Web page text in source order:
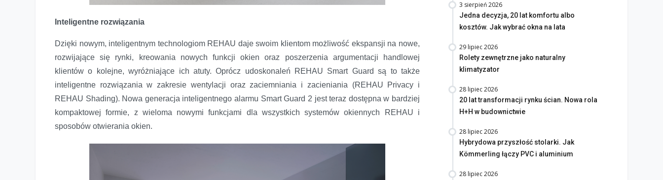
Inteligentne rozwiązania
Dzięki nowym, inteligentnym technologiom REHAU daje swoim klientom możliwość ekspansji na nowe,
rozwijające się rynki, kreowania nowych funkcji okien oraz poszerzenia argumentacji handlowej
klientów o kolejne, wyróżniające ich atuty. Oprócz udoskonaleń REHAU Smart Guard są to także
inteligentne rozwiązania w zakresie wentylacji oraz zaciemniania i zacieniania (REHAU Privacy i
REHAU Shading). Nowa generacja inteligentnego alarmu Smart Guard 2 jest teraz dostępna w bardziej
kompaktowej formie, z wieloma nowymi funkcjami dla wszystkich systemów okiennych REHAU i
sposobów otwierania okien.
3 sierpień 2026
Jedna decyzja, 20 lat komfortu albo
kosztów. Jak wybrać okna na lata
29 lipiec 2026
Rolety zewnętrzne jako naturalny
klimatyzator
28 lipiec 2026
20 lat transformacji rynku ścian. Nowa rola
H+H w budownictwie
28 lipiec 2026
Hybrydowa przyszłość stolarki. Jak
Kömmerling łączy PVC i aluminium
28 lipiec 2026